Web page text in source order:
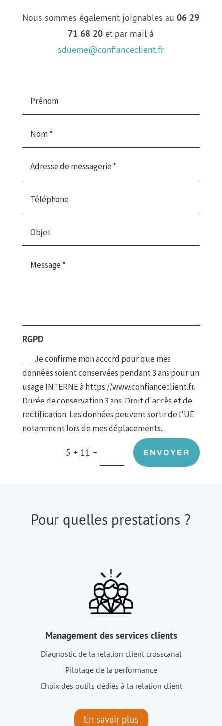
Nous sommes également joignables au06 29
71 68 20 et par mail à
sdueme@confianceclient.fr
RGPD
Je confirme mon accord pour que mes
données soient conservées pendant 3 ans pour un
usage INTERNE à https://www.confianceclient.fr.
Durée de conservation 3 ans. Droit d'accès et de
rectification. Les données peuvent sortir de l'UE
notamment lors de mes déplacements..
5 + 11 = ENVOYER
Pour quelles prestations ?
Management des services clients
Diagnostic de la relation client crosscanal
Pilotage de la performance
Choix des outils dédiés à la relation client
En savoir plus